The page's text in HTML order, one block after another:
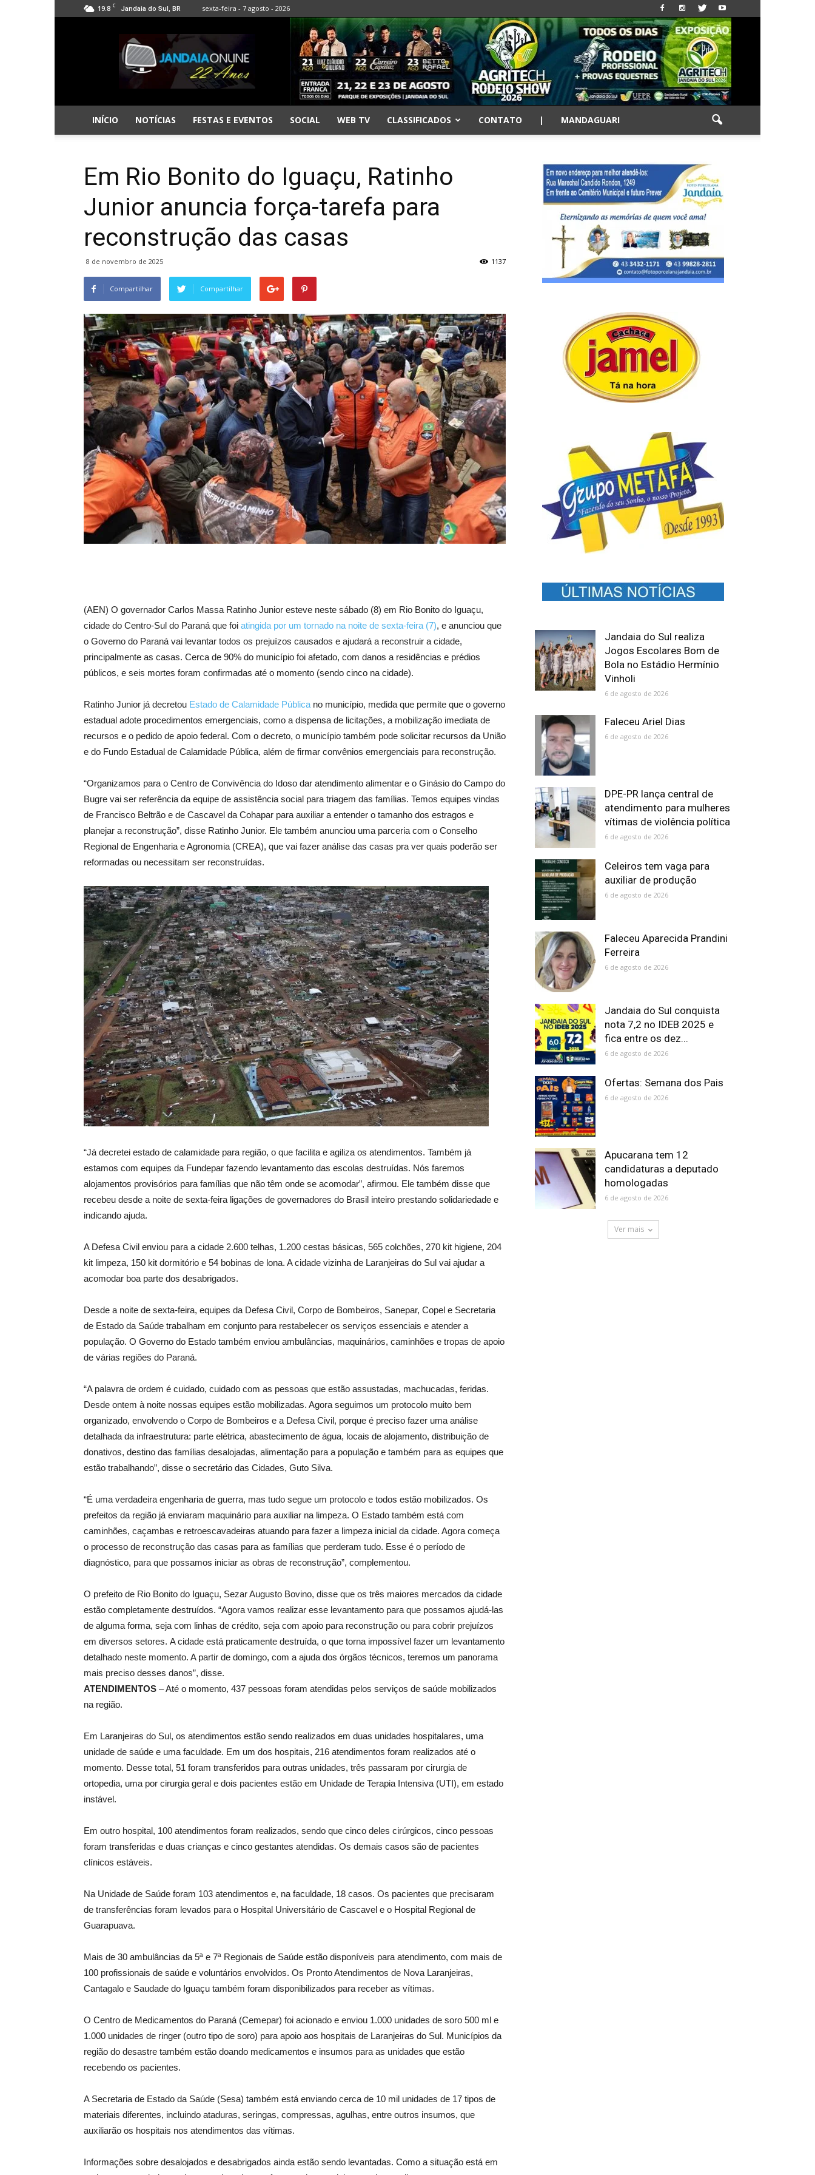
19.8 C Jandaia do Sul, BR sexta-feira - 7 agosto - 2026
Jandaia
Online
INÍCIO NOTÍCIAS FESTAS E EVENTOS SOCIAL WEB TV CLASSIFICADOS CONTATO | MANDAGUARI
Em Rio Bonito do Iguaçu, Ratinho
Junior anuncia força-tarefa para
reconstrução das casas
8 de novembro de 2025 1137
Compartilhar Compartilhar
(AEN) O governador Carlos Massa Ratinho Junior esteve neste sábado (8) em Rio Bonito do Iguaçu,
cidade do Centro-Sul do Paraná que foi atingida por um tornado na noite de sexta-feira (7), e anunciou que
o Governo do Paraná vai levantar todos os prejuízos causados e ajudará a reconstruir a cidade,
principalmente as casas. Cerca de 90% do município foi afetado, com danos a residências e prédios
públicos, e seis mortes foram confirmadas até o momento (sendo cinco na cidade).
Ratinho Junior já decretou Estado de Calamidade Pública no município, medida que permite que o governo
estadual adote procedimentos emergenciais, como a dispensa de licitações, a mobilização imediata de
recursos e o pedido de apoio federal. Com o decreto, o município também pode solicitar recursos da União
e do Fundo Estadual de Calamidade Pública, além de firmar convênios emergenciais para reconstrução.
“Organizamos para o Centro de Convivência do Idoso dar atendimento alimentar e o Ginásio do Campo do
Bugre vai ser referência da equipe de assistência social para triagem das famílias. Temos equipes vindas
de Francisco Beltrão e de Cascavel da Cohapar para auxiliar a entender o tamanho dos estragos e
planejar a reconstrução”, disse Ratinho Junior. Ele também anunciou uma parceria com o Conselho
Regional de Engenharia e Agronomia (CREA), que vai fazer análise das casas pra ver quais poderão ser
reformadas ou necessitam ser reconstruídas.
“Já decretei estado de calamidade para região, o que facilita e agiliza os atendimentos. Também já
estamos com equipes da Fundepar fazendo levantamento das escolas destruídas. Nós faremos
alojamentos provisórios para famílias que não têm onde se acomodar”, afirmou. Ele também disse que
recebeu desde a noite de sexta-feira ligações de governadores do Brasil inteiro prestando solidariedade e
indicando ajuda.
A Defesa Civil enviou para a cidade 2.600 telhas, 1.200 cestas básicas, 565 colchões, 270 kit higiene, 204
kit limpeza, 150 kit dormitório e 54 bobinas de lona. A cidade vizinha de Laranjeiras do Sul vai ajudar a
acomodar boa parte dos desabrigados.
Desde a noite de sexta-feira, equipes da Defesa Civil, Corpo de Bombeiros, Sanepar, Copel e Secretaria
de Estado da Saúde trabalham em conjunto para restabelecer os serviços essenciais e atender a
população. O Governo do Estado também enviou ambulâncias, maquinários, caminhões e tropas de apoio
de várias regiões do Paraná.
“A palavra de ordem é cuidado, cuidado com as pessoas que estão assustadas, machucadas, feridas.
Desde ontem à noite nossas equipes estão mobilizadas. Agora seguimos um protocolo muito bem
organizado, envolvendo o Corpo de Bombeiros e a Defesa Civil, porque é preciso fazer uma análise
detalhada da infraestrutura: parte elétrica, abastecimento de água, locais de alojamento, distribuição de
donativos, destino das famílias desalojadas, alimentação para a população e também para as equipes que
estão trabalhando”, disse o secretário das Cidades, Guto Silva.
“É uma verdadeira engenharia de guerra, mas tudo segue um protocolo e todos estão mobilizados. Os
prefeitos da região já enviaram maquinário para auxiliar na limpeza. O Estado também está com
caminhões, caçambas e retroescavadeiras atuando para fazer a limpeza inicial da cidade. Agora começa
o processo de reconstrução das casas para as famílias que perderam tudo. Esse é o período de
diagnóstico, para que possamos iniciar as obras de reconstrução”, complementou.
O prefeito de Rio Bonito do Iguaçu, Sezar Augusto Bovino, disse que os três maiores mercados da cidade
estão completamente destruídos. “Agora vamos realizar esse levantamento para que possamos ajudá-las
de alguma forma, seja com linhas de crédito, seja com apoio para reconstrução ou para cobrir prejuízos
em diversos setores. A cidade está praticamente destruída, o que torna impossível fazer um levantamento
detalhado neste momento. A partir de domingo, com a ajuda dos órgãos técnicos, teremos um panorama
mais preciso desses danos”, disse.
ATENDIMENTOS – Até o momento, 437 pessoas foram atendidas pelos serviços de saúde mobilizados
na região.
Em Laranjeiras do Sul, os atendimentos estão sendo realizados em duas unidades hospitalares, uma
unidade de saúde e uma faculdade. Em um dos hospitais, 216 atendimentos foram realizados até o
momento. Desse total, 51 foram transferidos para outras unidades, três passaram por cirurgia de
ortopedia, uma por cirurgia geral e dois pacientes estão em Unidade de Terapia Intensiva (UTI), em estado
instável.
Em outro hospital, 100 atendimentos foram realizados, sendo que cinco deles cirúrgicos, cinco pessoas
foram transferidas e duas crianças e cinco gestantes atendidas. Os demais casos são de pacientes
clínicos estáveis.
Na Unidade de Saúde foram 103 atendimentos e, na faculdade, 18 casos. Os pacientes que precisaram
de transferências foram levados para o Hospital Universitário de Cascavel e o Hospital Regional de
Guarapuava.
Mais de 30 ambulâncias da 5ª e 7ª Regionais de Saúde estão disponíveis para atendimento, com mais de
100 profissionais de saúde e voluntários envolvidos. Os Pronto Atendimentos de Nova Laranjeiras,
Cantagalo e Saudade do Iguaçu também foram disponibilizados para receber as vítimas.
O Centro de Medicamentos do Paraná (Cemepar) foi acionado e enviou 1.000 unidades de soro 500 ml e
1.000 unidades de ringer (outro tipo de soro) para apoio aos hospitais de Laranjeiras do Sul. Municípios da
região do desastre também estão doando medicamentos e insumos para as unidades que estão
recebendo os pacientes.
A Secretaria de Estado da Saúde (Sesa) também está enviando cerca de 10 mil unidades de 17 tipos de
materiais diferentes, incluindo ataduras, seringas, compressas, agulhas, entre outros insumos, que
auxiliarão os hospitais nos atendimentos das vítimas.
Informações sobre desalojados e desabrigados ainda estão sendo levantadas. Como a situação está em
Jandaia do Sul realiza
Jogos Escolares Bom de
Bola no Estádio Hermínio
Vinholi
6 de agosto de 2026
Faleceu Ariel Dias
6 de agosto de 2026
DPE-PR lança central de
atendimento para mulheres
vítimas de violência política
6 de agosto de 2026
Celeiros tem vaga para
auxiliar de produção
6 de agosto de 2026
Faleceu Aparecida Prandini
Ferreira
6 de agosto de 2026
Jandaia do Sul conquista
nota 7,2 no IDEB 2025 e
fica entre os dez...
6 de agosto de 2026
Ofertas: Semana dos Pais
6 de agosto de 2026
Apucarana tem 12
candidaturas a deputado
homologadas
6 de agosto de 2026
Ver mais